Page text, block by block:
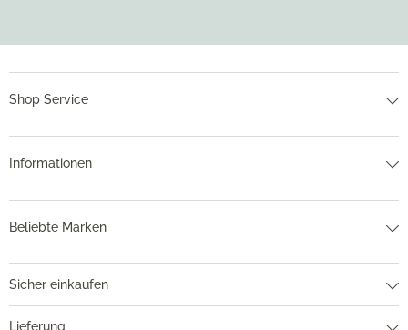
Shop Service
Informationen
Beliebte Marken
Sicher einkaufen
Lieferung